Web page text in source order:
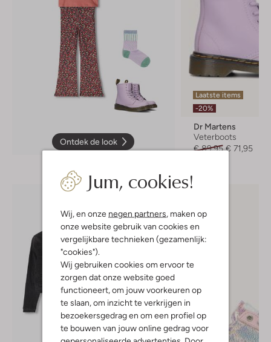
Jum, cookies!
Wij, en onze negen partners, maken op
onze website gebruik van cookies en
vergelijkbare technieken (gezamenlijk:
"cookies").
Wij gebruiken cookies om ervoor te
zorgen dat onze website goed
functioneert, om jouw voorkeuren op
te slaan, om inzicht te verkrijgen in
bezoekersgedrag en om een profiel op
te bouwen van jouw online gedrag voor
Ontdek de look
Laatste items
-20%
Dr Martens
Veterboots
€ 89,95 € 71,95